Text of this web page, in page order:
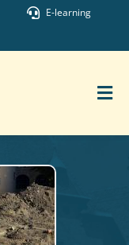
E-learning